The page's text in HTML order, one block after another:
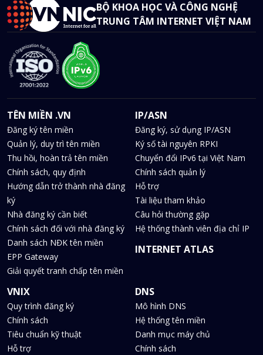
BỘ KHOA HỌC VÀ CÔNG NGHỆ
TRUNG TÂM INTERNET VIỆT NAM
TÊN MIỀN .VN
Đăng ký tên miền
Quản lý, duy trì tên miền
Thu hồi, hoàn trả tên miền
Chính sách, quy định
Hướng dẫn trở thành nhà đăng
ký
Nhà đăng ký cần biết
Chính sách đối với nhà đăng ký
Danh sách NĐK tên miền
EPP Gateway
Giải quyết tranh chấp tên miền
IP/ASN
Đăng ký, sử dụng IP/ASN
Ký số tài nguyên RPKI
Chuyển đổi IPv6 tại Việt Nam
Chính sách quản lý
Hỗ trợ
Tài liệu tham khảo
Câu hỏi thường gặp
Hệ thống thành viên địa chỉ IP
INTERNET ATLAS
VNIX
Quy trình đăng ký
Chính sách
Tiêu chuẩn kỹ thuật
Hỗ trợ
DNS
Mô hình DNS
Hệ thống tên miền
Danh mục máy chủ
Chính sách